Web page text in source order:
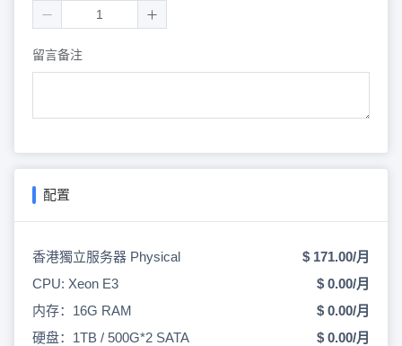
留言备注
配置
香港獨立服务器 Physical
$ 171.00/月
CPU: Xeon E3
$ 0.00/月
内存：16G RAM
$ 0.00/月
硬盘：1TB / 500G*2 SATA
$ 0.00/月